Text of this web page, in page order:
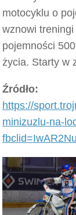
motocyklu o
wznowi
pojemności
życia. Starty w
Źródło:
https://
minizuzlu-na-